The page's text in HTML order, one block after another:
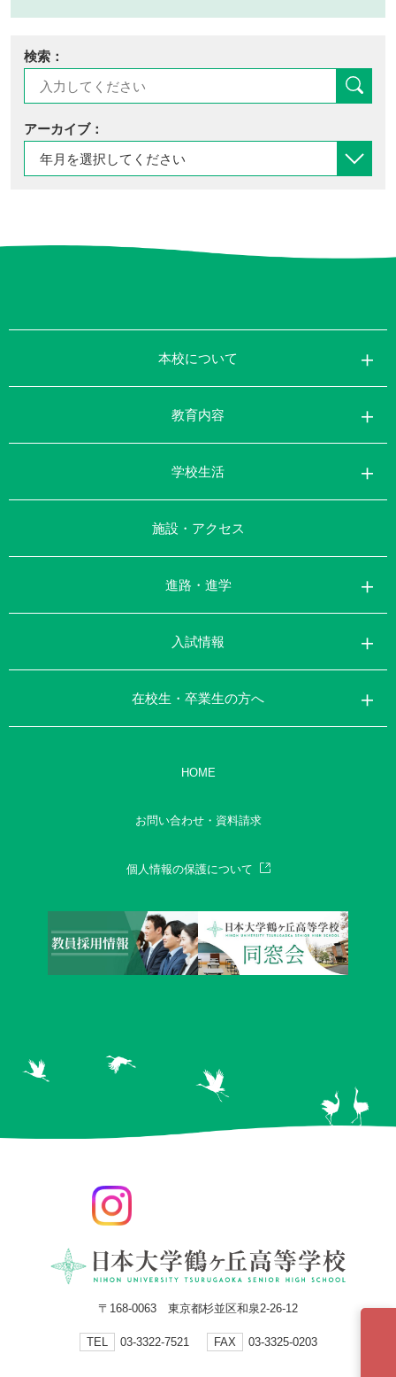
検索：
アーカイブ：
本校について
教育内容
学校生活
施設・アクセス
進路・進学
入試情報
在校生・卒業生の方へ
HOME
お問い合わせ・資料請求
個人情報の保護について
〒168-0063 東京都杉並区和泉2-26-12
TEL 03-3322-7521 FAX 03-3325-0203